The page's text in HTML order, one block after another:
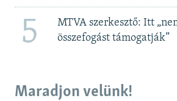
5
MTVA szerkesztő: Itt
összefogást támogatják”
Maradjon velünk!